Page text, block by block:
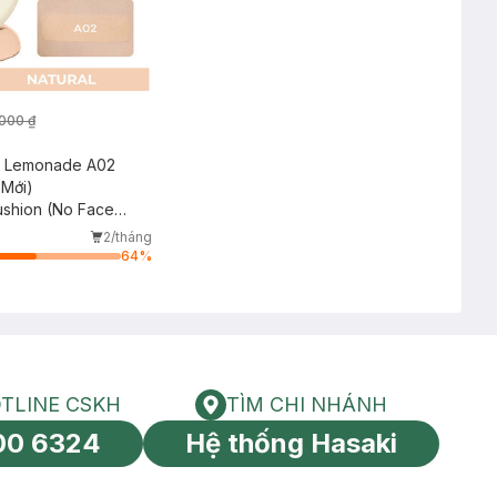
₫
A02
(No Face
2/tháng
64%
toàn cầu
HOTLINE CSKH
CSKH
6324
Tìm chi nhánh
TÌM CHI NHÁNH
Hệ thống Hasaki